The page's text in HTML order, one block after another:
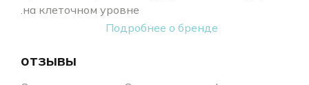
на клеточном уровне.
Подробнее о бренде
отзывы